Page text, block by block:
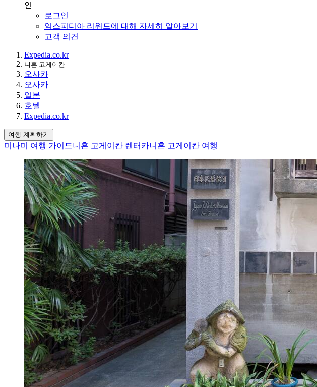
인
로그인
익스피디아 리워드에 대해 자세히 알아보기
고객 의견
Expedia.co.kr
니혼 고게이칸
오사카
오사카
일본
호텔
Expedia.co.kr
여행 계획하기
미나미 여행 가이드니혼 고게이칸 렌터카니혼 고게이칸 여행